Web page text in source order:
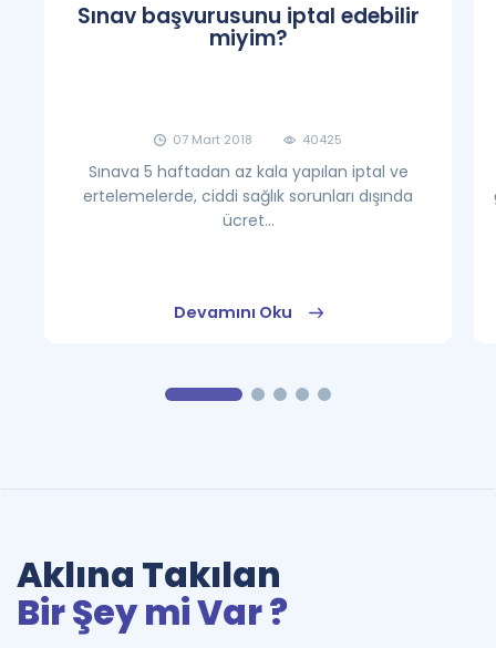
Sınav başvurusunu iptal edebilir
miyim?
07 Mart 2018 40425
Sınava 5 haftadan az kala yapılan iptal ve
ertelemelerde, ciddi sağlık sorunları dışında
ücret...
Devamını Oku
Aklına Takılan
Bir Şey mi Var ?